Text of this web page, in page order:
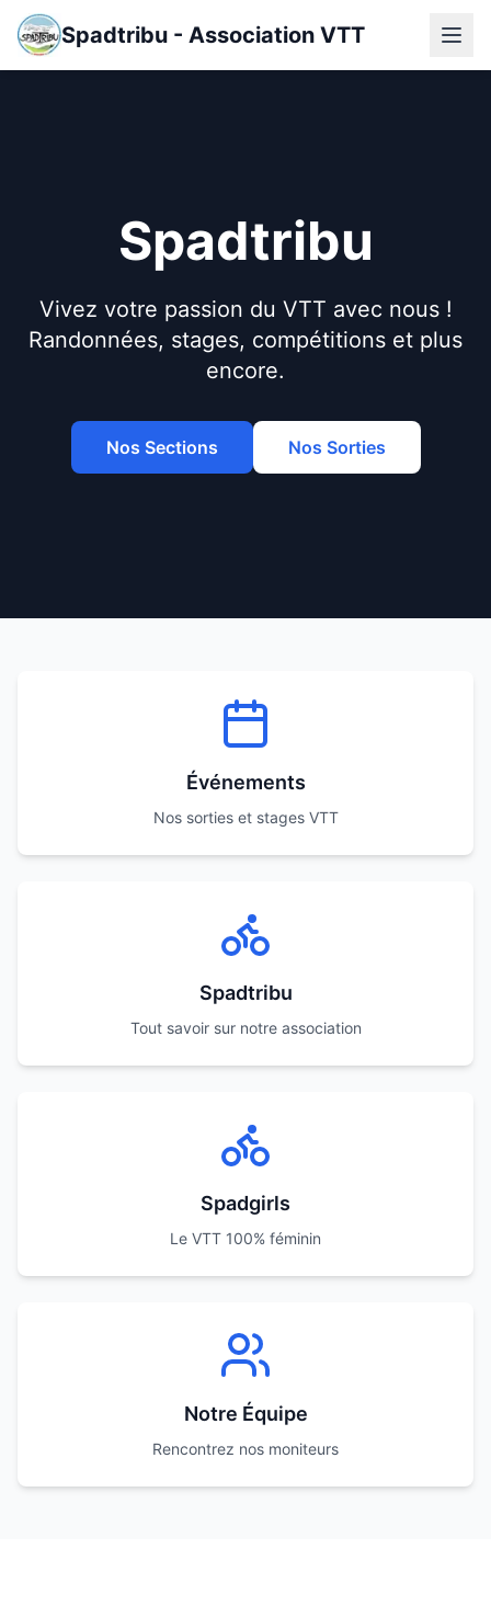
Spadtribu - Association VTT
◀
Spadtribu
Vivez votre passion du VTT avec nous !
Randonnées, stages, compétitions et plus
encore.
Nos Sections Nos Sorties
Événements
Nos sorties et stages VTT
Spadtribu
Tout savoir sur notre association
Spadgirls
Le VTT 100% féminin
Notre Équipe
Rencontrez nos moniteurs